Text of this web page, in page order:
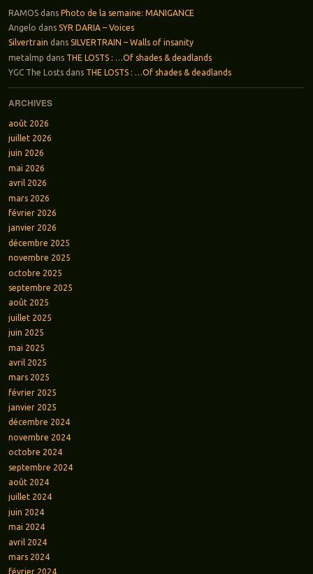
RAMOSdans Photo de la semaine: MANIGANCE
Angelo dans SYR DARIA – Voices
Silvertrain dans SILVERTRAIN – Walls of insanity
metalmp dans THE LOSTS : …Of shades & deadlands
YGC The Lostsdans THE LOSTS : …Of shades & deadlands
ARCHIVES
août 2026
juillet 2026
juin 2026
mai 2026
avril 2026
mars 2026
février 2026
janvier 2026
décembre 2025
novembre 2025
octobre 2025
septembre 2025
août 2025
juillet 2025
juin 2025
mai 2025
avril 2025
mars 2025
février 2025
janvier 2025
décembre 2024
novembre 2024
octobre 2024
septembre 2024
août 2024
juillet 2024
juin 2024
mai 2024
avril 2024
mars 2024
février 2024